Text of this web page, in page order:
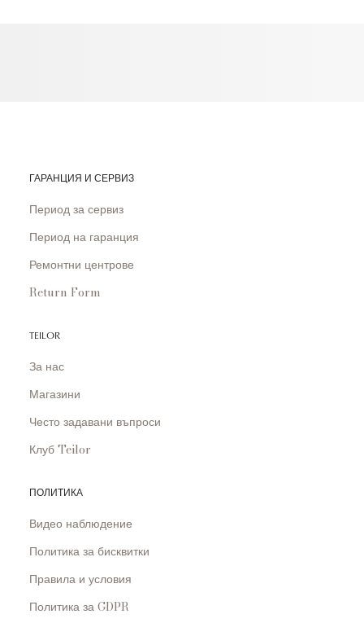
ГАРАНЦИЯ И СЕРВИЗ
Период за сервиз
Период на гаранция
Ремонтни центрове
Return Form
TEILOR
За нас
Магазини
Често задавани въпроси
Клуб Teilor
ПОЛИТИКА
Видео наблюдение
Политика за бисквитки
Правила и условия
Политика за GDPR